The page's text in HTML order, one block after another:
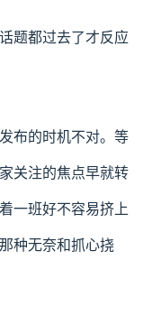
题都过去了才反应
布的时机不对。等
关注的焦点早就转
一班好不容易挤上
种无奈和抓心挠